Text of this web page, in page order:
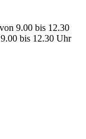
9.00 bis 12.30
bis 12.30 Uhr